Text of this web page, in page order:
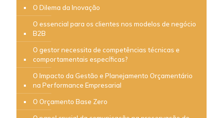
O Dilema da Inovação
O essencial para os clientes nos modelos de negócio
B2B
O gestor necessita de competências técnicas e
comportamentais específicas?
O Impacto da Gestão e Planejamento Orçamentário
na Performance Empresarial
O Orçamento Base Zero